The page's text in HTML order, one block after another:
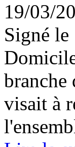
19/03/
Signé
branche
visait à